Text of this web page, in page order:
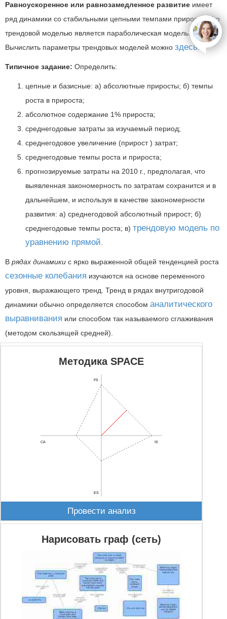
Равноускоренное или равнозамедленное развитие имеет
ряд динамики со стабильными цепными темпами прироста. Его
трендовой моделью является параболическая модель.
Вычислить параметры трендовых моделей можно здесь.
Типичное задание: Определить:
цепные и базисные: а) абсолютные приросты; б) темпы
роста в прироста;
абсолютное содержание 1% прироста;
среднегодовые затраты за изучаемый период;
среднегодовое увеличение (прирост ) затрат;
среднегодовые темпы роста и прироста;
прогнозируемые затраты на 2010 г., предполагая, что
выявленная закономерность по затратам сохранится и в
дальнейшем, и используя в качестве закономерности
развития: а) среднегодовой абсолютный прирост; б)
среднегодовые темпы роста; в) трендовую модель по
уравнению прямой
В рядах динамики с ярко выраженной общей тенденцией роста
сезонные колебания изучаются на основе переменного
уровня, выражающего тренд. Тренд в рядах внутригодовой
динамики обычно определяется способом аналитического
выравнивания или способом так называемого сглаживания
(методом скользящей средней).
Методика SPACE
FS
CA
ES
IS
Провести анализ
Нарисовать граф (сеть)
open